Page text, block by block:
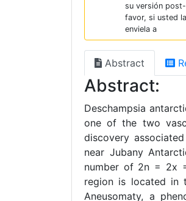
su versión
favor, si usted
enviela a
Abstract
Abstract:
Deschampsia
one of the two
discovery
near Jubany
number of 2n = 2x
region is located in
Aneusomaty, a